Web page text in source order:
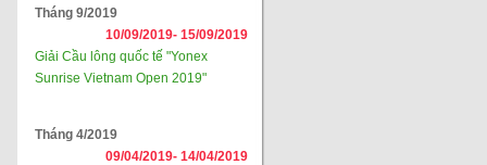
Tháng 9/2019
10/09/2019- 15/09/2019
Giải Cầu lông quốc tế "Yonex
Sunrise Vietnam Open 2019"
Tháng 4/2019
09/04/2019- 14/04/2019